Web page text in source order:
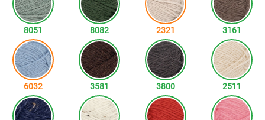
8051 8082 2321 3161
6032 3581 3800 2511